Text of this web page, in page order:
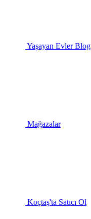
Yaşayan Evler Blog
Mağazalar
Koçtaş'ta Satıcı Ol